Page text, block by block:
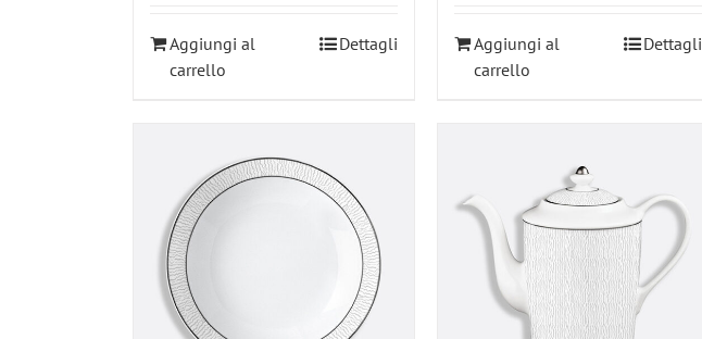
Aggiungi al
carrello
Dettagli
Aggiungi al
carrello
Dettagli